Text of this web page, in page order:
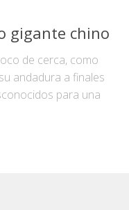
TIENDA ONLINE
gigante chino
de cerca, como
andadura a finales
para una